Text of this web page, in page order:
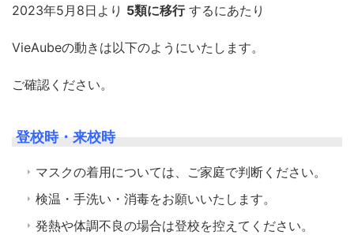
2023年5月8日より 5類に移行 するにあたり
VieAubeの動きは以下のようにいたします。
ご確認ください。
登校時・来校時
マスクの着用については、ご家庭で判断ください。
検温・手洗い・消毒をお願いいたします。
発熱や体調不良の場合は登校を控えてください。